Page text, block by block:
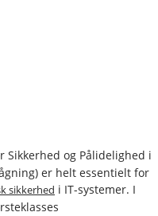
Sikkerhed og Pålidelighed i
er helt essentielt for
sikkerhed i IT-systemer. I